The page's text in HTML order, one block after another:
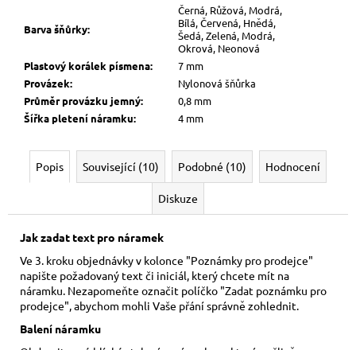
Barva šňůrky:
Černá, Růžová, Modrá,
Bílá, Červená, Hnědá,
Šedá, Zelená, Modrá,
Okrová, Neonová
Plastový korálek písmena:
7 mm
Provázek:
Nylonová šňůrka
Průměr provázku jemný:
0,8 mm
Šířka pletení náramku: 4 mm
Popis Související (10) Podobné (10) Hodnocení
Diskuze
Jak zadat text pro náramek
Ve 3. kroku objednávky v kolonce "Poznámky pro prodejce"
napište požadovaný text či iniciál, který chcete mít na
náramku. Nezapomeňte označit políčko "Zadat poznámku pro
prodejce", abychom mohli Vaše přání správně zohlednit.
Balení náramku